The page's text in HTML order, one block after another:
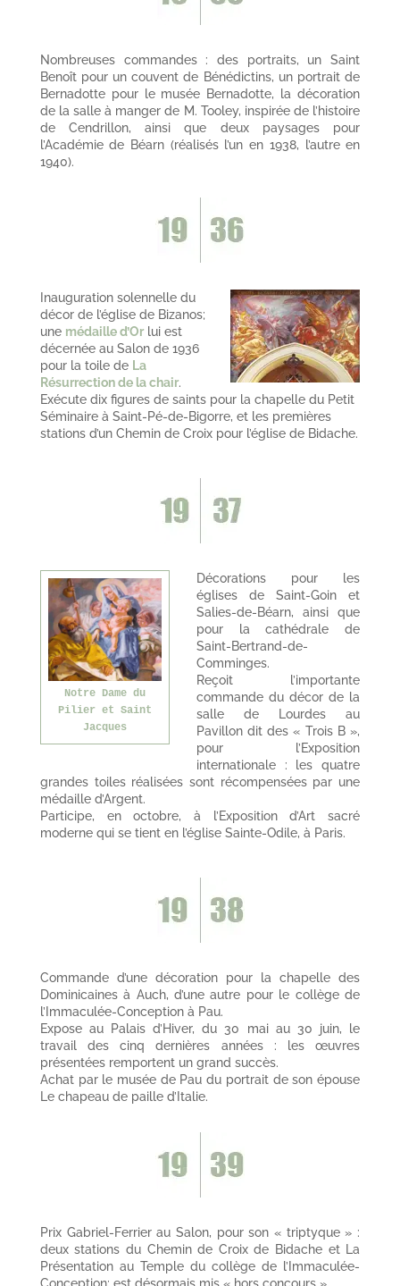
Nombreuses commandes : des portraits, un Saint
Benoît pour un couvent de Bénédictins, un portrait de
Bernadotte pour le musée Bernadotte, la décoration
de la salle à manger de M. Tooley, inspirée de l’histoire
de Cendrillon, ainsi que deux paysages pour
l’Académie de Béarn (réalisés l’un en 1938, l’autre en
1940).
Inauguration solennelle du
décor de l’église de Bizanos;
une médaille d’Orlui est
décernée au Salon de 1936
pour la toile de La
Résurrectionde la chair.
Exécute dix figures de saints pour la chapelle du Petit
Séminaire à Saint-Pé-de-Bigorre, et les premières
stations d’un Chemin de Croix pour l’église de Bidache.
Notre Dame du
Pilier et Saint
Jacques
Décorations pour les
églises de Saint-Goin et
Salies-de-Béarn, ainsi que
pour la cathédrale de
Saint-Bertrand-de-
Comminges.
Reçoit l’importante
commande du décor de la
salle de Lourdes au
Pavillon dit des « Trois B »,
pour l’Exposition
internationale : les quatre
grandes toiles réalisées sont récompensées par une
médaille d’Argent.
Participe, en octobre, à l’Exposition d’Art sacré
moderne qui se tient en l’église Sainte-Odile, à Paris.
Commande d’une décoration pour la chapelle des
Dominicaines à Auch, d’une autre pour le collège de
l’Immaculée-Conception à Pau.
Expose au Palais d’Hiver, du 30 mai au 30 juin, le
travail des cinq dernières années : les œuvres
présentées remportent un grand succès.
Achat par le musée de Pau du portrait de son épouse
Le chapeau de paille d’Italie.
Prix Gabriel-Ferrier au Salon, pour son « triptyque » :
deux stations du Chemin de Croix de Bidache et La
Présentation au Temple du collège de l’Immaculée-